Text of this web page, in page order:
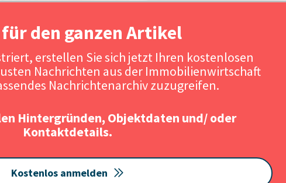
Quelle: Gewobag / Urheber: Thomas
den ganzen Artikel
erstellen Sie sich jetzt Ihren kostenlosen
Nachrichten aus der Immobilienwirtschaft
Nachrichtenarchiv zuzugreifen.
Hintergründen, Objektdaten und/ oder
Kontaktdetails.
Kostenlos anmelden